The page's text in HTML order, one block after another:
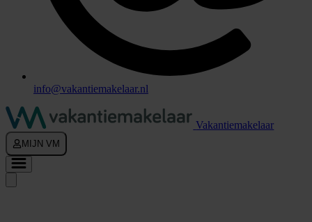
info@vakantiemakelaar.nl
Vakantiemakelaar
MIJN VM